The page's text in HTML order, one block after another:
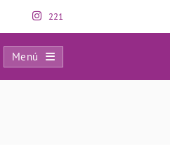
221
Menú